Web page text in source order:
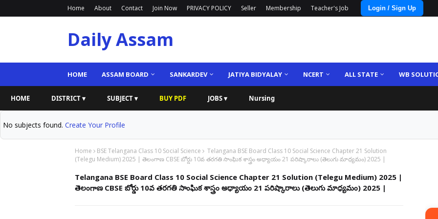
Home About Contact Join Now PRIVACY POLICY Seller Membership Teacher's Job Login / Sign Up
Daily Assam
HOME ASSAM BOARD SANKARDEV JATIYA BIDYALAY NCERT ALL STATE WB
HOME DISTRICT ▾ SUBJECT ▾ BUY PDF JOBS ▾ Nursing
No subjects found. Create Your Profile
Home BSE Telangana Class 10 Social Science
Telangana BSE Board Class 10 Social Science Chapter 21 Solution
(Telegu Medium) 2025 | తెలంగాణ CBSE బోర్డు 10వ తరగతి సాంఘిక శాస్త్రం అధ్యాయం 21 పరిష్కారాలు (తెలుగు మాధ్యమం) 2025 |
Telangana BSE Board Class 10 Social Science Chapter 21 Solution (Telegu Medium) 2025 |
తెలంగాణ CBSE బోర్డు 10వ తరగతి సాంఘిక శాస్త్రం అధ్యాయం 21 పరిష్కారాలు (తెలుగు మాధ్యమం) 2025 |